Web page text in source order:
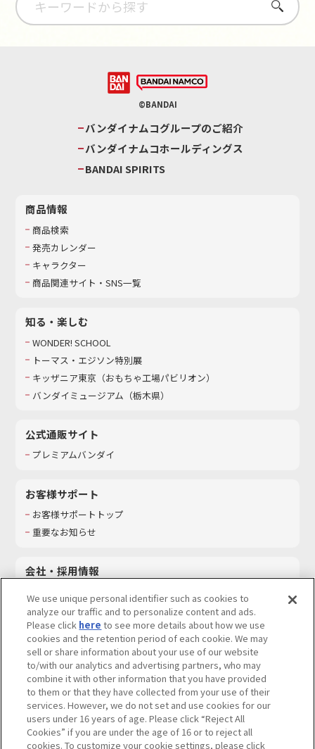
さがす
©BANDAI
バンダイナムコグループのご紹介
バンダイナムコホールディングス
BANDAI SPIRITS
商品情報
商品検索
発売カレンダー
キャラクター
商品関連サイト・SNS一覧
知る・楽しむ
WONDER! SCHOOL
トーマス・エジソン特別展
キッザニア東京（おもちゃ工場パビリオン）​
バンダイミュージアム（栃木県）
公式通販サイト
プレミアムバンダイ
お客様サポート
お客様サポートトップ
重要なお知らせ
会社・採用情報
採用情報
サステナビリティ
お問い合わせ
ウェブサイトご利用条件 ソーシャルメディアポリシー
個人情報及び特定個人情報等の取り扱いに関する保護方針
We use unique personal identifier such as cookies to
analyze our traffic and to personalize content and ads.
Please click here to see more details about how we use
cookies and the retention period of each cookie. We may
sell or share information about your use of our website
to/with our analytics and advertising partners, who may
combine it with other information that you have provided
to them or that they have collected from your use of their
services. However, we do not set and use cookies for our
users under 16 years of age. Please click “Reject All
Cookies” if you are under the age of 16 or to reject all
cookies. To customize your cookie settings, please click